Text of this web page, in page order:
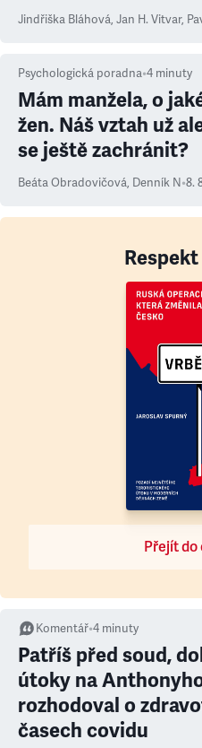
Jindřiška Bláhová, Jan H. Vitvar,
Psychologická poradna•4 minuty
Mám manžela, o
žen. Náš vztah už
se ještě zachránit?
Beáta Obradovičová, Denník N•8.
Přejít do
Komentář•4 minuty
Patříš před soud,
útoky na
rozhodoval o
časech covidu